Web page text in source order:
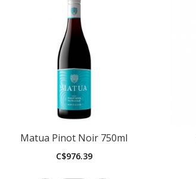
Matua Pinot Noir 750ml
C$976.39